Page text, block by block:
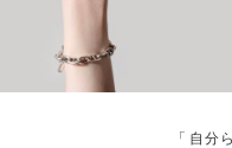
「 自分